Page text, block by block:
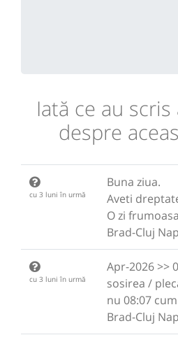
Iată ce au
despre
cu 3 luni în urmă
Buna ziua.
Aveti
O zi
Brad-Cluj
cu 3 luni în urmă
Apr-2026 >>
sosirea /
nu 08:07
Brad-Cluj